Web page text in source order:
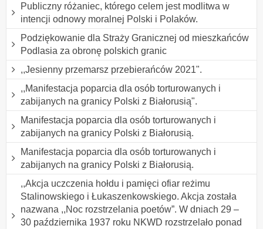
Publiczny różaniec, którego celem jest modlitwa w
intencji odnowy moralnej Polski i Polaków.
Podziękowanie dla Straży Granicznej od mieszkańców
Podlasia za obronę polskich granic
,,Jesienny przemarsz przebierańców 2021".
,,Manifestacja poparcia dla osób torturowanych i
zabijanych na granicy Polski z Białorusią".
Manifestacja poparcia dla osób torturowanych i
zabijanych na granicy Polski z Białorusią.
Manifestacja poparcia dla osób torturowanych i
zabijanych na granicy Polski z Białorusią.
,,Akcja uczczenia hołdu i pamięci ofiar reżimu
Stalinowskiego i Łukaszenkowskiego. Akcja została
nazwana ,,Noc rozstrzelania poetów”. W dniach 29 –
30 października 1937 roku NKWD rozstrzelało ponad